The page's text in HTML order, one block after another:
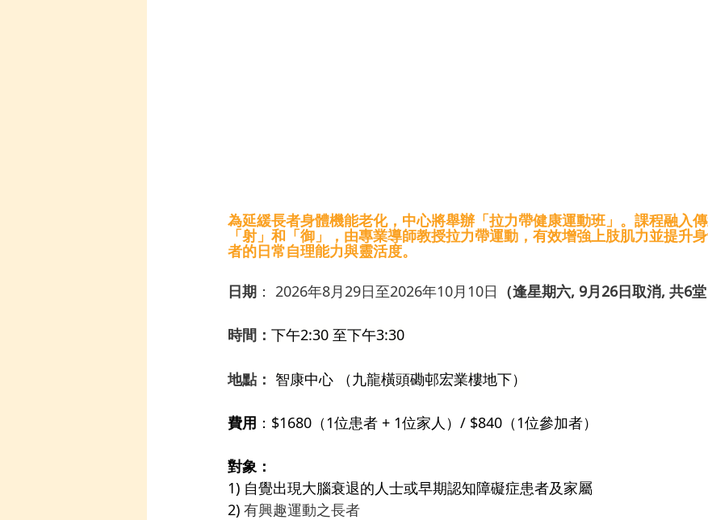
為延緩長者身體機能老化，中心將舉辦「拉力帶健康運動班」。課程融入
「射」和「御」，由專業導師教授拉力帶運動，有效增強上肢肌力並提升
者的日常自理能力與靈活度。
日期 ： 2026年8月29日至2026年10月10日 （逢星期六, 9月26日取消, 共6堂
時間： 下午2:30 至下午3:30
地點： 智康中心 （九龍橫頭磡邨宏業樓地下）
費用 ： $1680（1位患者 + 1位家人）/ $840（1位參加者）
對象：
1) 自覺出現大腦衰退的人士或早期認知障礙症患者及家屬
2) 有興趣運動之長者